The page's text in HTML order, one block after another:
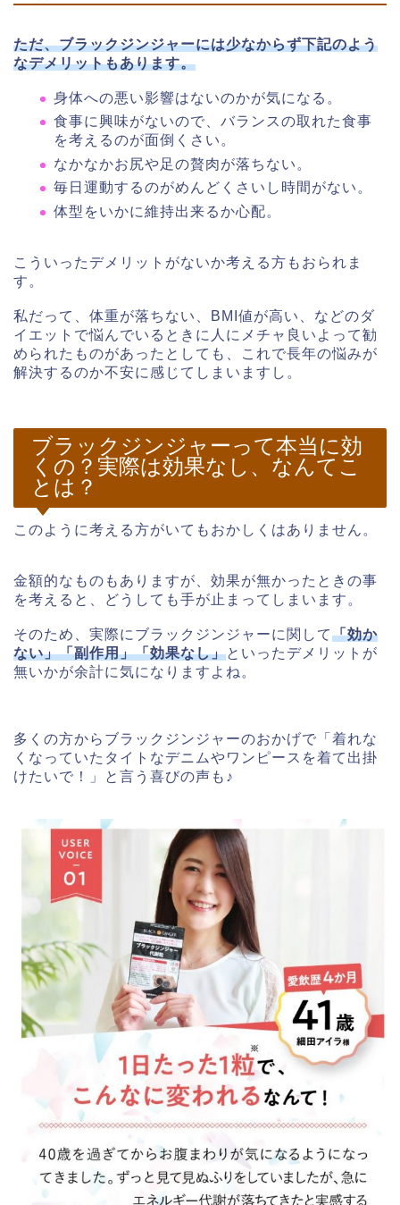
ただ、ブラックジンジャーには少なからず下記のよう
なデメリットもあります。
身体への悪い影響はないのかが気になる。
食事に興味がないので、バランスの取れた食事
を考えるのが面倒くさい。
なかなかお尻や足の贅肉が落ちない。
毎日運動するのがめんどくさいし時間がない。
体型をいかに維持出来るか心配。
こういったデメリットがないか考える方もおられま
す。
私だって、体重が落ちない、BMI値が高い、などのダ
イエットで悩んでいるときに人にメチャ良いよって勧
められたものがあったとしても、これで長年の悩みが
解決するのか不安に感じてしまいますし。
ブラックジンジャーって本当に効
くの？実際は効果なし、なんてこ
とは？
このように考える方がいてもおかしくはありません。
金額的なものもありますが、効果が無かったときの事
を考えると、どうしても手が止まってしまいます。
そのため、実際にブラックジンジャーに関して「効か
ない」「副作用」「効果なし」といったデメリットが
無いかが余計に気になりますよね。
多くの方からブラックジンジャーのおかげで「着れな
くなっていたタイトなデニムやワンピースを着て出掛
けたいで！」と言う喜びの声も♪